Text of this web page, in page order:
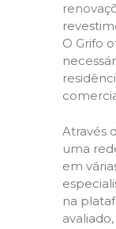
O Grifo
Através
uma
em
na